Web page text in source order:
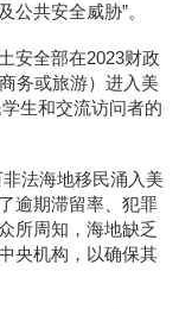
共安全威胁”。
安全部在2023财政
务或旅游）进入美
生和交流访问者的
法海地移民涌入美
逾期滞留率、犯罪
所周知，海地缺乏
央机构，以确保其